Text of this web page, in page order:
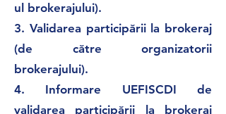
ul brokerajului).
3. Validarea participării la brokeraj
(de către organizatorii
brokerajului).
4. Informare UEFISCDI de
validarea participării la brokeraj